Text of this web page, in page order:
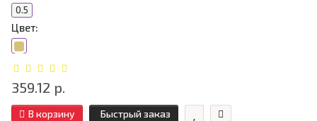
0.5
Цвет:
359.12 р.
В корзину Быстрый заказ